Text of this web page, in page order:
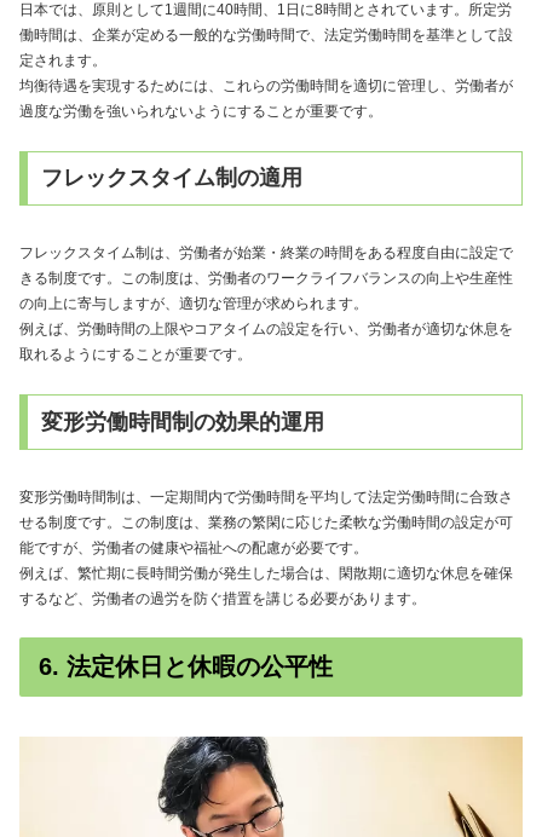
日本では、原則として1週間に40時間、1日に8時間とされています。所定労
働時間は、企業が定める一般的な労働時間で、法定労働時間を基準として設
定されます。
均衡待遇を実現するためには、これらの労働時間を適切に管理し、労働者が
過度な労働を強いられないようにすることが重要です。
フレックスタイム制の適用
フレックスタイム制は、労働者が始業・終業の時間をある程度自由に設定で
きる制度です。この制度は、労働者のワークライフバランスの向上や生産性
の向上に寄与しますが、適切な管理が求められます。
例えば、労働時間の上限やコアタイムの設定を行い、労働者が適切な休息を
取れるようにすることが重要です。
変形労働時間制の効果的運用
変形労働時間制は、一定期間内で労働時間を平均して法定労働時間に合致さ
せる制度です。この制度は、業務の繁閑に応じた柔軟な労働時間の設定が可
能ですが、労働者の健康や福祉への配慮が必要です。
例えば、繁忙期に長時間労働が発生した場合は、閑散期に適切な休息を確保
するなど、労働者の過労を防ぐ措置を講じる必要があります。
6. 法定休日と休暇の公平性